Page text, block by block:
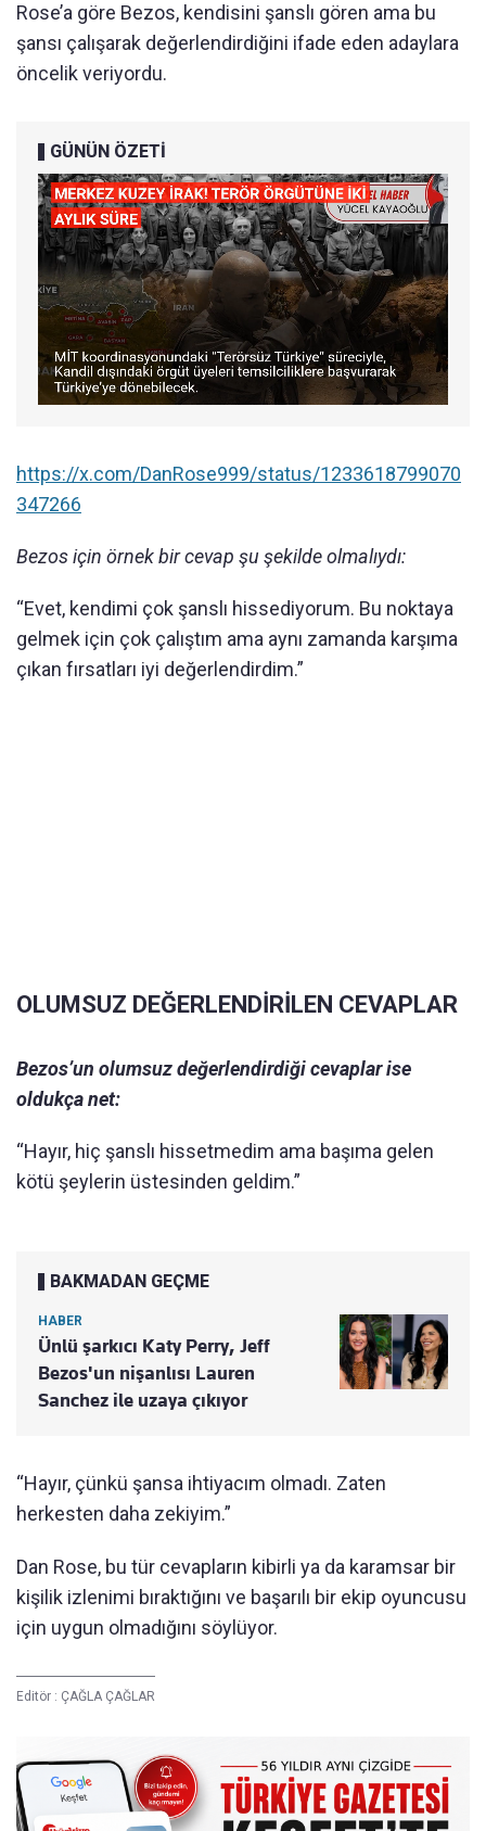
Rose’a göre Bezos, kendisini şanslı gören ama bu
şansı çalışarak değerlendirdiğini ifade eden adaylara
öncelik veriyordu.
GÜNÜN ÖZETİ
https://x.com/DanRose999/status/1233618799070
347266
Bezos için örnek bir cevap şu şekilde olmalıydı:
“Evet, kendimi çok şanslı hissediyorum. Bu noktaya
gelmek için çok çalıştım ama aynı zamanda karşıma
çıkan fırsatları iyi değerlendirdim.”
OLUMSUZ DEĞERLENDİRİLEN CEVAPLAR
Bezos’un olumsuz değerlendirdiği cevaplar ise
oldukça net:
“Hayır, hiç şanslı hissetmedim ama başıma gelen
kötü şeylerin üstesinden geldim.”
BAKMADAN GEÇME
HABER
Ünlü şarkıcı Katy Perry, Jeff
Bezos'un nişanlısı Lauren
Sanchez ile uzaya çıkıyor
“Hayır, çünkü şansa ihtiyacım olmadı. Zaten
herkesten daha zekiyim.”
Dan Rose, bu tür cevapların kibirli ya da karamsar bir
kişilik izlenimi bıraktığını ve başarılı bir ekip oyuncusu
için uygun olmadığını söylüyor.
Editör : ÇAĞLA ÇAĞLAR